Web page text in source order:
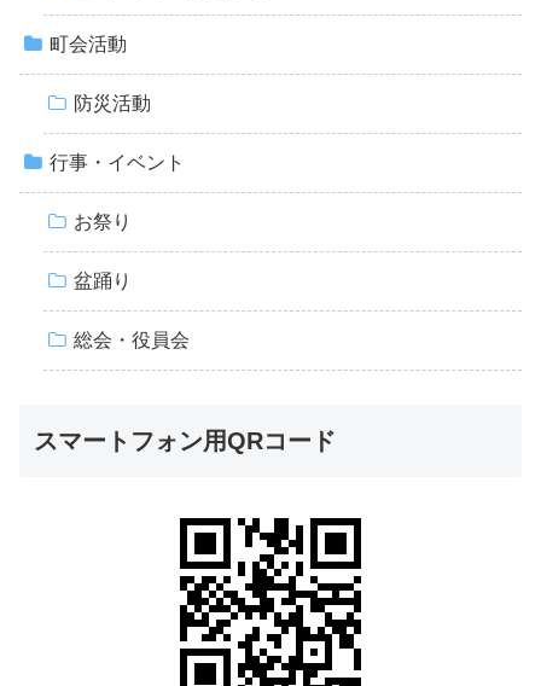
町会活動
防災活動
行事・イベント
お祭り
盆踊り
総会・役員会
スマートフォン用QRコード